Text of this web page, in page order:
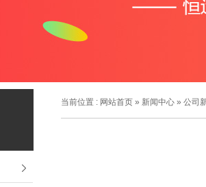
当前位置 : 网站首页 » 新闻中心 » 公司